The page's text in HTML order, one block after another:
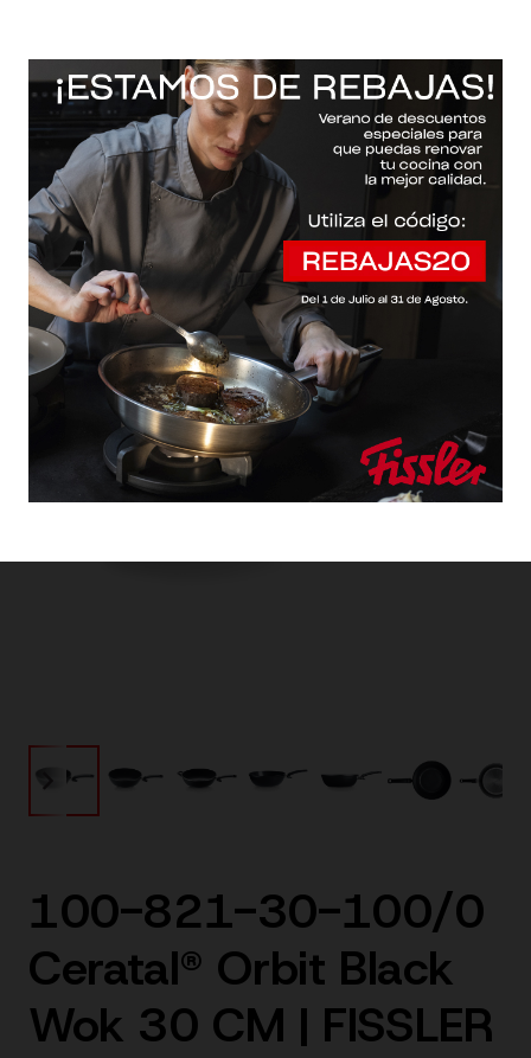
Inicio / Fissler Web / Sartenes
Ceratal® comfort evo black
100-821-30-100/0
Ceratal® Orbit Black
Wok 30 CM | FISSLER